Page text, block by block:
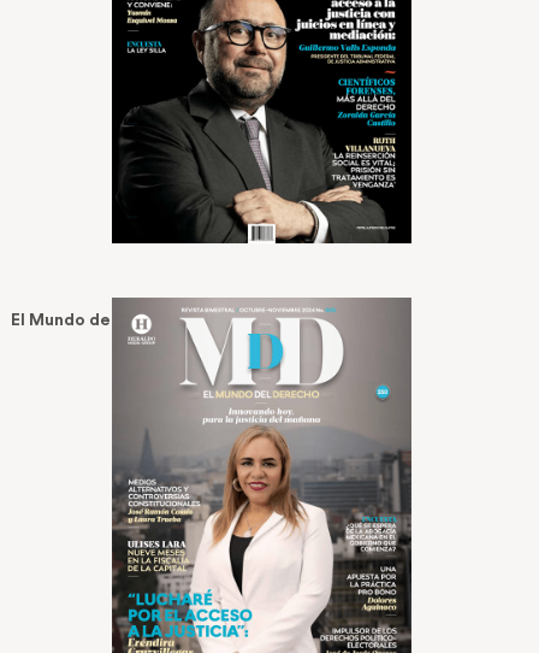
El Mundo del Derecho No. 5 — Oct 24, 2024